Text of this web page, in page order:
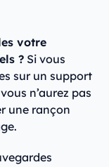
votre
? Si vous
sur un support
n’aurez pas
une rançon